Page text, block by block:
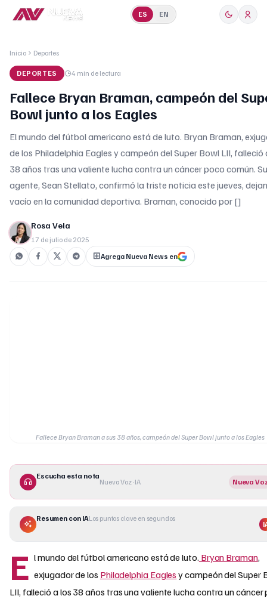
ES EN
Inicio Deportes
DEPORTES 4 min de lectura
Fallece Bryan Braman, campeón del
Bowl junto a los Eagles
El mundo del fútbol americano está de luto. Bryan Braman,
de los Philadelphia Eagles y campeón del Super Bowl LII, falleció
38 años tras una valiente lucha contra un cáncer poco común. Su
agente, Sean Stellato, confirmó la triste noticia este jueves,
vacío en la comunidad deportiva. Braman, conocido por []
Rosa Vela
17 de julio de 2025
Agrega Nueva News en
Fallece Bryan Braman a sus 38 años, campeón del Super Bowl junto a los Eagles
Escucha esta nota
Nueva Voz · IA Nueva
Resumen con IALos puntos clave en segundos
E l mundo del fútbol americano está de luto. Bryan Braman,
exjugador de los Philadelphia Eagles y campeón del Super
LII, falleció a los 38 años tras una valiente lucha contra un cáncer